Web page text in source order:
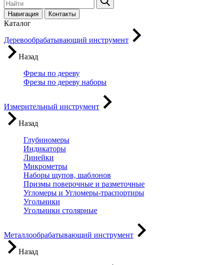
Навигация Контакты
Каталог
Деревообрабатывающий инструмент
Назад
Фрезы по дереву
Фрезы по дереву наборы
Измерительный инструмент
Назад
Глубиномеры
Индикаторы
Линейки
Микрометры
Наборы щупов, шаблонов
Призмы поверочные и разметочные
Угломеры и Угломеры-траспортиры
Угольники
Угольники столярные
Металлообрабатывающий инструмент
Назад